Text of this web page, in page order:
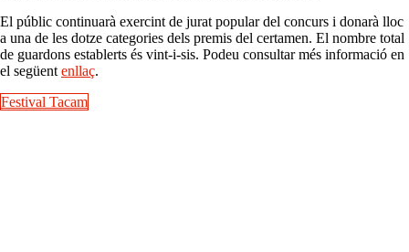
El públic continuarà exercint de jurat popular del concurs i donarà lloc
a una de les dotze categories dels premis del certamen. El nombre total
de guardons establerts és vint-i-sis. Podeu consultar més informació en
el següentenllaç.
Festival Tacam